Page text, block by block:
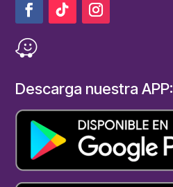
Descarga nuestra APP: